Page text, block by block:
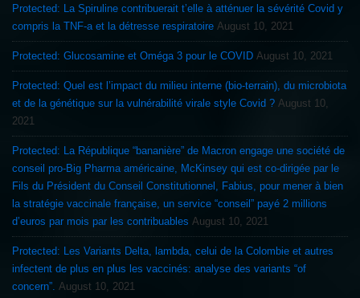
Protected: La Spiruline contribuerait t’elle à atténuer la sévérité Covid y
compris la TNF-a et la détresse respiratoire August 10, 2021
Protected: Glucosamine et Oméga 3 pour le COVID August 10, 2021
Protected: Quel est l’impact du milieu interne (bio-terrain), du microbiota
et de la génétique sur la vulnérabilité virale style Covid ? August 10,
2021
Protected: La République “bananière” de Macron engage une société de
conseil pro-Big Pharma américaine, McKinsey qui est co-dirigée par le
Fils du Président du Conseil Constitutionnel, Fabius, pour mener à bien
la stratégie vaccinale française, un service “conseil” payé 2 millions
d’euros par mois par les contribuables August 10, 2021
Protected: Les Variants Delta, lambda, celui de la Colombie et autres
infectent de plus en plus les vaccinés: analyse des variants “of
concern”. August 10, 2021